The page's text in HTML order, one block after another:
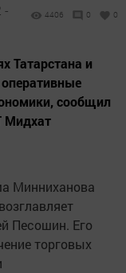
-
4406 0 0
Татарстана и
сообщил
Мидхат
Минниханова
Песошин. Его
торговых